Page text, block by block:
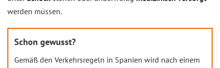
werden müssen.
Schon gewusst?
Gemäß den Verkehrsregeln in Spanien wird nach einem